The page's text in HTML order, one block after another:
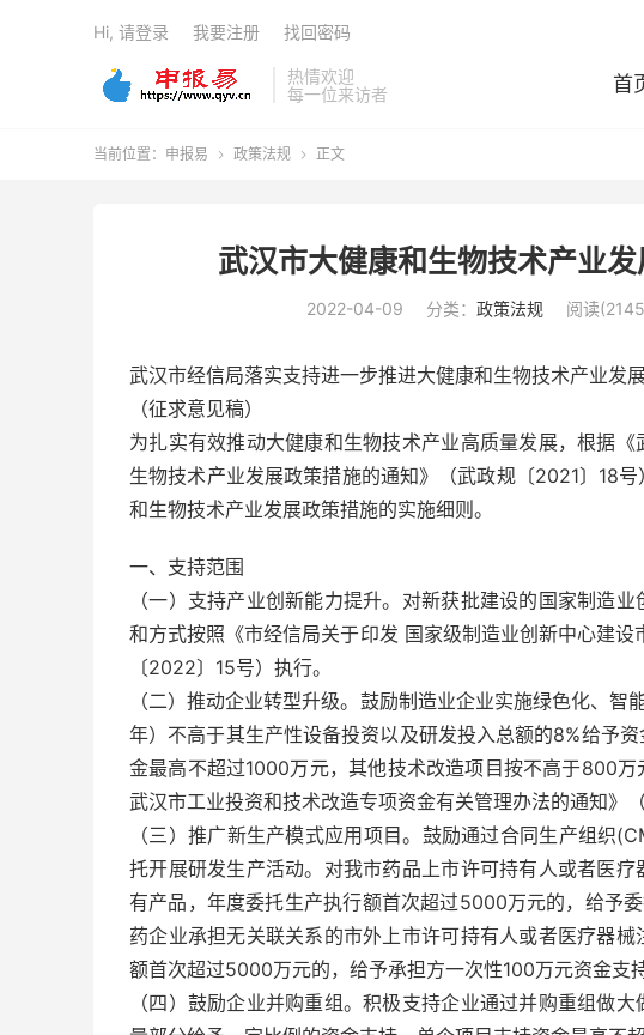
热情欢迎
每一位来访者
首
Hi, 请登录 我要注册 找回密码
当前位置： 申报易  政策法规  正文
武汉市大健康和生物技术产业
2022-04-09 分类： 政策法规 阅读
武汉市经信局落实支持进一步推进大健康和生物技术产业发
（征求意见稿）
为扎实有效推动大健康和生物技术产业高质量发展，根据
生物技术产业发展政策措施的通知》（武政规〔2021〕18
和生物技术产业发展政策措施的实施细则。
一、支持范围
（一）支持产业创新能力提升。对新获批建设的国家制造
和方式按照《市经信局关于印发 国家级制造业创新中心建
〔2022〕15号）执行。
（二）推动企业转型升级。鼓励制造业企业实施绿色化、
年）不高于其生产性设备投资以及研发投入总额的8%给予
金最高不超过1000万元，其他技术改造项目按不高于800
武汉市工业投资和技术改造专项资金有关管理办法的通知》
（三）推广新生产模式应用项目。鼓励通过合同生产组织
托开展研发生产活动。对我市药品上市许可持有人或者医
有产品，年度委托生产执行额首次超过5000万元的，给予
药企业承担无关联关系的市外上市许可持有人或者医疗器
额首次超过5000万元的，给予承担方一次性100万元资金支
（四）鼓励企业并购重组。积极支持企业通过并购重组做